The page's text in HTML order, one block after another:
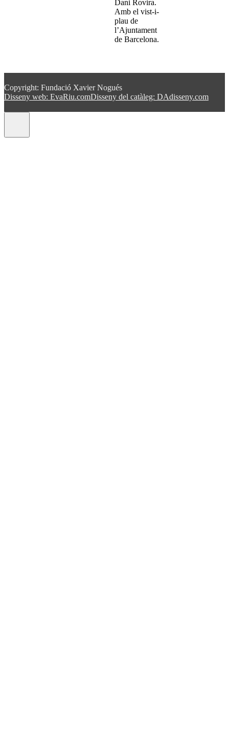
Dani Rovira.
Amb el vist-i-
plau de
l’Ajuntament
de Barcelona.
Copyright: Fundació Xavier Nogués
Disseny web: EvaRiu.comDisseny del catàleg: DAdisseny.com